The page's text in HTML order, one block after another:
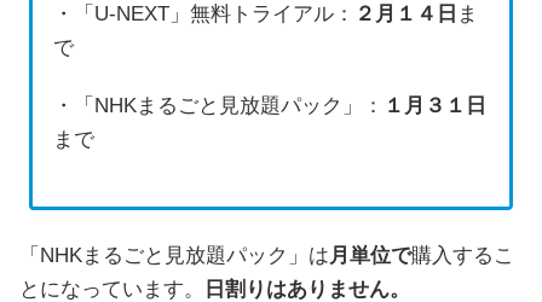
・「U-NEXT」無料トライアル： ２月１４日 ま
で
・「NHKまるごと見放題パック」： １月３１日
まで
「NHKまるごと見放題パック」は 月単位で購入するこ
とになっています。
日割りはありません。